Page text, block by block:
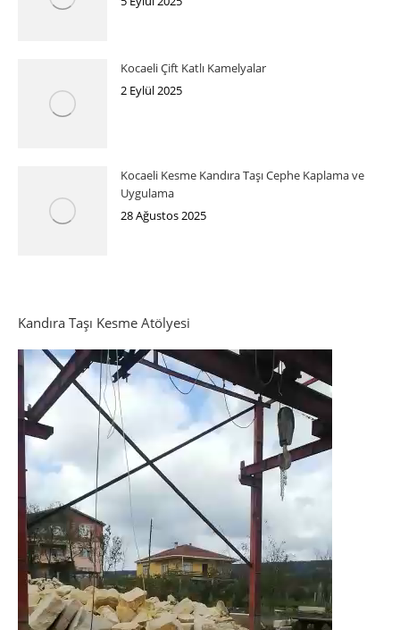
Kocaeli Çift Katlı Kamelyalar
2 Eylül 2025
Kocaeli Kesme Kandıra Taşı Cephe Kaplama ve
Uygulama
28 Ağustos 2025
Kandıra Taşı Kesme Atölyesi